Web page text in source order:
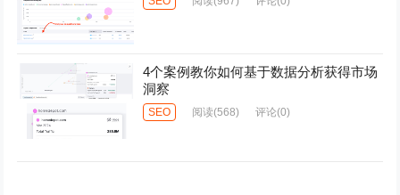
4个案例教你如何基于数据分析获得市场
洞察
SEO 阅读(568) 评论(0)